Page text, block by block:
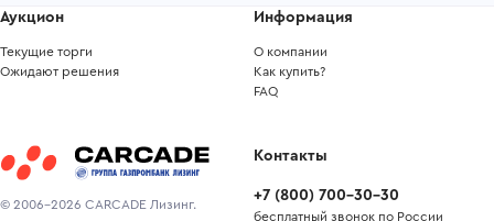
© 2006-2026 CARCADE Лизинг.
Аукцион
Текущие торги
Ожидают решения
Информация
О компании
Как купить?
FAQ
Контакты
+7 (800) 700-30-30
бесплатный звонок по России